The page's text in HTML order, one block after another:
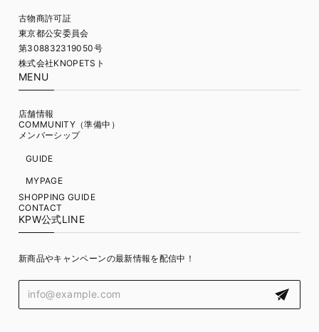
古物商許可証
東京都公安委員会
第308832319050号
株式会社KNOPETSト
MENU
店舗情報
COMMUNITY（準備中）
メンバーシップ
GUIDE
MYPAGE
SHOPPING GUIDE
CONTACT
KPW公式LINE
新商品やキャンペーンの最新情報を配信中！